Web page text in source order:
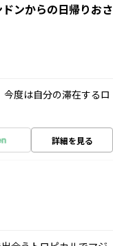
ンからの日帰りおさ
度は自分の滞在するロ
詳細を見る